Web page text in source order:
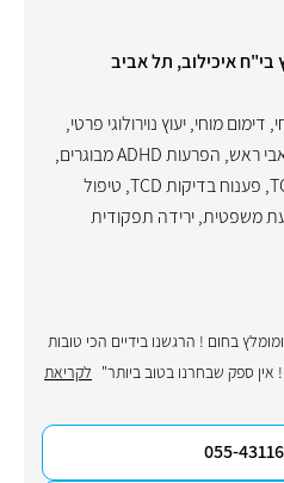
בי"ח איכילוב, תל אביב
, דימום מוחי,יעוץ נוירולוגי פרטי,
ראש, הפרעות ADHD מבוגרים
,
, פענוח בדיקות TCD , טיפול
משפטית,ירידה תפקודית
בחום ! הרגשנו בידיים הכי טובות
ספק שבחרנו בטוב ביותר" לקריאת
055-